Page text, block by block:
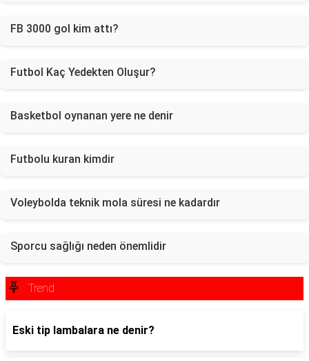
FB 3000 gol kim attı?
Futbol Kaç Yedekten Oluşur?
Basketbol oynanan yere ne denir
Futbolu kuran kimdir
Voleybolda teknik mola süresi ne kadardır
Sporcu sağlığı neden önemlidir
Trend
Eski tip lambalara ne denir?